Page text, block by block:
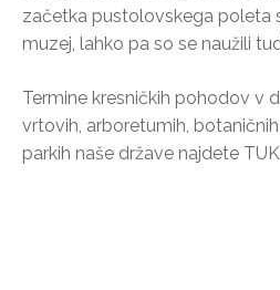
začetka pustolovskega poleta
muzej, lahko pa so se naužili
Termine kresničkih pohodov v
vrtovih, arboretumih,
parkih naše države najdete